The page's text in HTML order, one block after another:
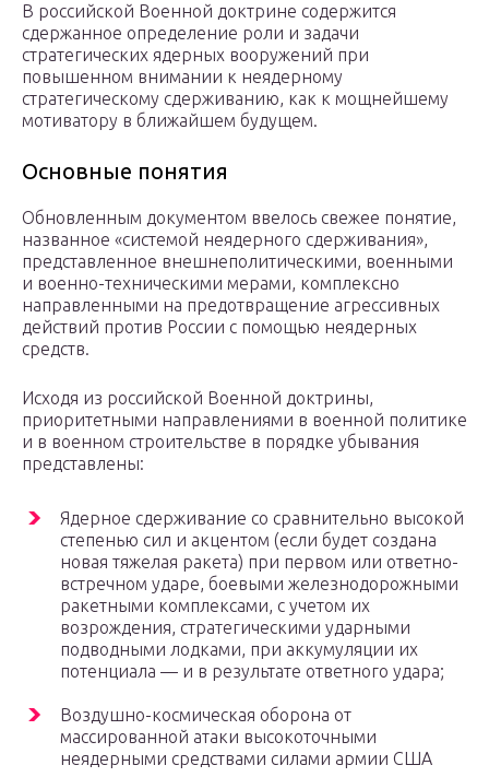
В российской Военной доктрине содержится
сдержанное определение роли и задачи
стратегических ядерных вооружений при
повышенном внимании к неядерному
стратегическому сдерживанию, как к мощнейшему
мотиватору в ближайшем будущем.
Основные понятия
Обновленным документом ввелось свежее понятие,
названное «системой неядерного сдерживания»,
представленное внешнеполитическими, военными
и военно-техническими мерами, комплексно
направленными на предотвращение агрессивных
действий против России с помощью неядерных
средств.
Исходя из российской Военной доктрины,
приоритетными направлениями в военной политике
и в военном строительстве в порядке убывания
представлены:
Ядерное сдерживание со сравнительно высокой
степенью сил и акцентом (если будет создана
новая тяжелая ракета) при первом или ответно-
встречном ударе, боевыми железнодорожными
ракетными комплексами, с учетом их
возрождения, стратегическими ударными
подводными лодками, при аккумуляции их
потенциала — и в результате ответного удара;
Воздушно-космическая оборона от
массированной атаки высокоточными
неядерными средствами силами армии США